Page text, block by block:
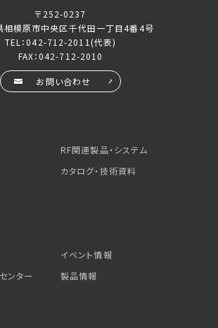
〒252-0237
相模原市中央区千代田一丁目4番4号
TEL：042-712-2011 (代表)
FAX：042-712-2010
お問い合わせ
RF関連製品・システム
カタログ・技術資料
イベント情報
センター 製品情報